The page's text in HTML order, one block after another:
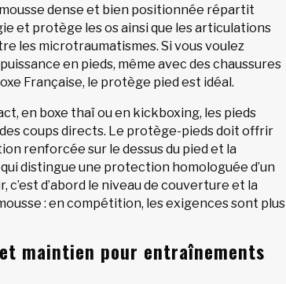
dense et bien positionnée répartit
et protège les os ainsi que les articulations
les microtraumatismes. Si vous voulez
en pieds, même avec des chaussures
Française, le protège pied est idéal.
en boxe thaï ou en kickboxing, les pieds
coups directs. Le protège-pieds doit offrir
renforcée sur le dessus du pied et la
distingue une protection homologuée d’un
c’est d’abord le niveau de couverture et la
: en compétition, les exigences sont plus
maintien pour entraînements